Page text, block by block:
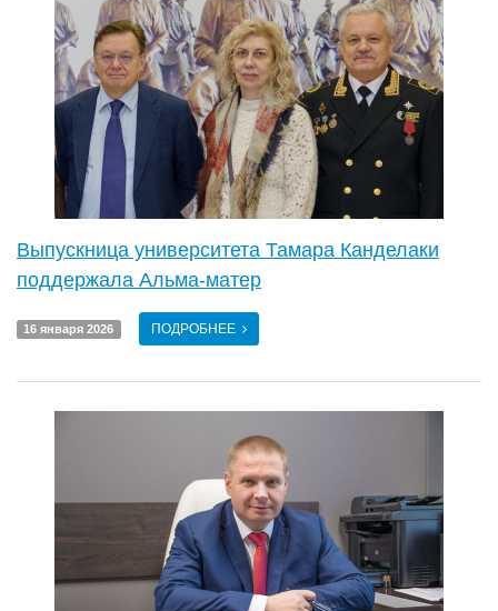
Выпускница университета Тамара Канделаки
поддержала Альма-матер
16 января 2026 ПОДРОБНЕЕ